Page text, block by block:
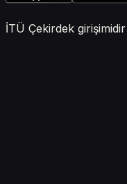
İTÜ Çekirdek girişimidir